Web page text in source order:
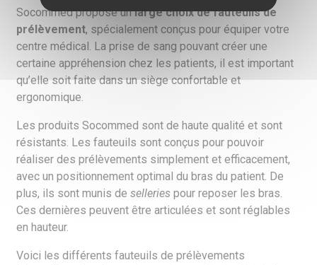
Socommed propose unlarge choix de fauteuils de
prélèvement, spécialement conçus pour équiper votre
centre médical. La prise de sang pouvant créer une
certaine appréhension chez les patients, il est important
qu’elle soit faite dans un siège confortable et
ergonomique.
Les produits Socommed sont de haute qualité et sont
résistants. Les fauteuils sont conçus pour pouvoir
réaliser des prélèvements simplement et efficacement,
avec un positionnement optimal du bras du patient. De
plus, ils sont munis de selleries pour reposer les bras.
Ces dernières peuvent être articulées et sont réglables
en hauteur.
Voici les différents fauteuils de prélèvements